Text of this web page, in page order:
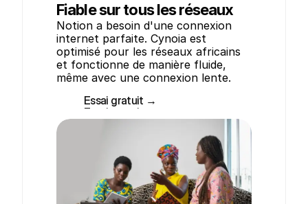
Fiable sur tous les réseaux
Notion a besoin d'une connexion
internet parfaite. Cynoia est
optimisé pour les réseaux africains
et fonctionne de manière fluide,
même avec une connexion lente.
Essai gratuit →
Essai gratuit →